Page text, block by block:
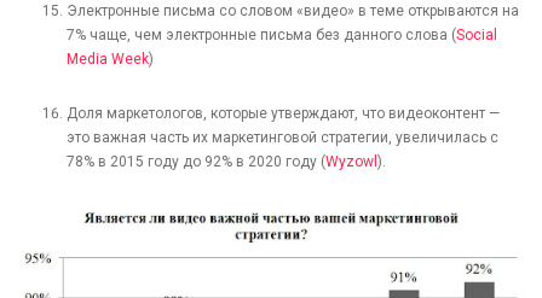
Электронные письма со словом «видео» в теме открываются на
7% чаще, чем электронные письма без данного слова (Social
Media Week)
Доля маркетологов, которые утверждают, что видеоконтент —
это важная часть их маркетинговой стратегии, увеличилась с
78% в 2015 году до 92% в 2020 году (Wyzowl ).